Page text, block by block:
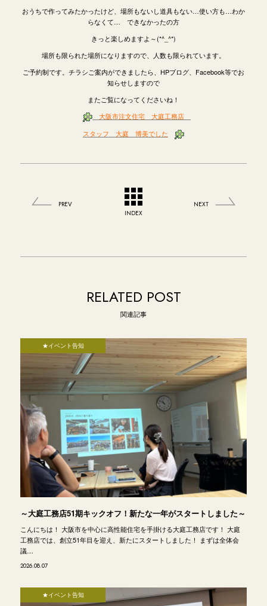
おうちで作ってみたかったけど、場所もないし道具もない…使い方も…わか
らなくて… できなかったの方
きっと楽しめますよ～(*^_^*)
場所も限られた場所になりますので、人数も限られています。
ご予約制です。チラシご案内ができましたら、HPブログ、Facebook等でお
知らせしますので
またご覧になってくださいね！
大阪市注文住宅 大庭工務店
スタッフ 大庭 博美でした
PREV
INDEX
NEXT
RELATED POST
関連記事
★イベント告知
～大庭工務店51期キックオフ！新たな一年がスタートしました～
こんにちは！ 大阪市を中心に高性能住宅を手掛ける大庭工務店です！ 大庭
工務店では、創立51年目を迎え、新たにスタートしました！ まずは全体会
議…
2026.08.07
★イベント告知